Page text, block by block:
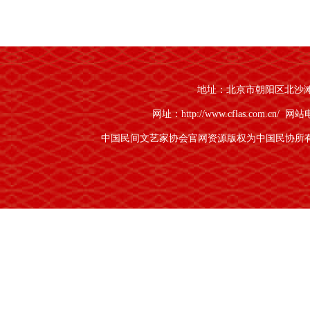
地址：北京市朝阳区北沙
网址：http://www.cflas.com.cn/网站
中国民间文艺家协会官网资源版权为中国民协